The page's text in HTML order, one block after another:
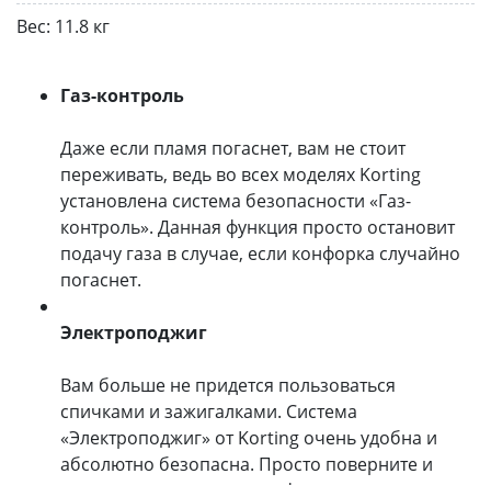
Вес: 11.8 кг
Газ-контроль
Даже если пламя погаснет, вам не стоит
переживать, ведь во всех моделях Korting
установлена система безопасности «Газ-
контроль». Данная функция просто остановит
подачу газа в случае, если конфорка случайно
погаснет.
Электроподжиг
Вам больше не придется пользоваться
спичками и зажигалками. Система
«Электроподжиг» от Korting очень удобна и
абсолютно безопасна. Просто поверните и